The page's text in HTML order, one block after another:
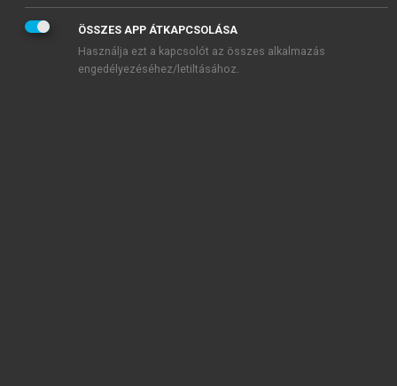
ÖSSZES APP ÁTKAPCSOLÁSA
Használja ezt a kapcsolót az összes alkalmazás
engedélyezéséhez/letiltásához.